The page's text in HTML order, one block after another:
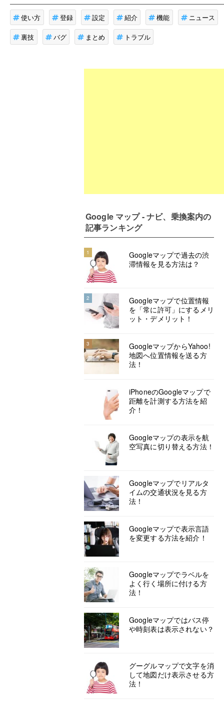
使い方 登録 設定 紹介 機能 ニュース
裏技 バグ まとめ トラブル
Google マップ - ナビ、乗換案内の
記事ランキング
1
Googleマップで過去の渋
滞情報を見る方法は？
2
Googleマップで位置情報
を「常に許可」にするメリ
ット・デメリット！
3
GoogleマップからYahoo!
地図へ位置情報を送る方
法！
iPhoneのGoogleマップで
距離を計測する方法を紹
介！
Googleマップの表示を航
空写真に切り替える方法！
Googleマップでリアルタ
イムの交通状況を見る方
法！
Googleマップで表示言語
を変更する方法を紹介！
Googleマップでラベルを
よく行く場所に付ける方
法！
Googleマップではバス停
や時刻表は表示されない？
グーグルマップで文字を消
して地図だけ表示させる方
法！